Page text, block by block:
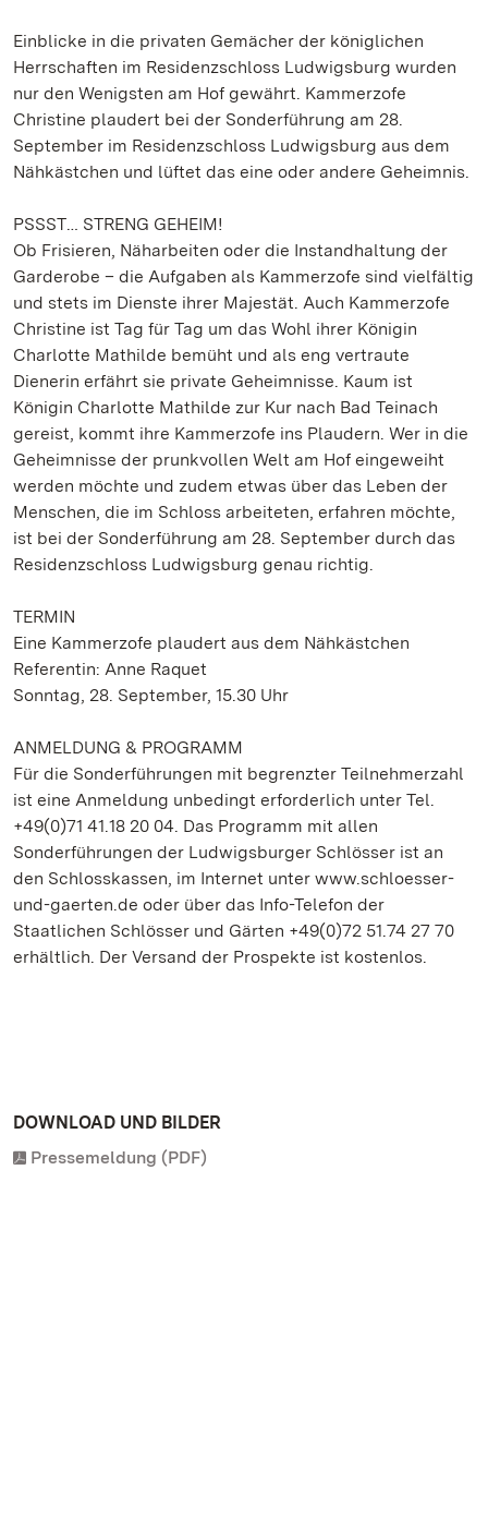
Einblicke in die privaten Gemächer der königlichen
Herrschaften im Residenzschloss Ludwigsburg wurden
nur den Wenigsten am Hof gewährt. Kammerzofe
Christine plaudert bei der Sonderführung am 28.
September im Residenzschloss Ludwigsburg aus dem
Nähkästchen und lüftet das eine oder andere Geheimnis.
PSSST… STRENG GEHEIM!
Ob Frisieren, Näharbeiten oder die Instandhaltung der
Garderobe – die Aufgaben als Kammerzofe sind vielfältig
und stets im Dienste ihrer Majestät. Auch Kammerzofe
Christine ist Tag für Tag um das Wohl ihrer Königin
Charlotte Mathilde bemüht und als eng vertraute
Dienerin erfährt sie private Geheimnisse. Kaum ist
Königin Charlotte Mathilde zur Kur nach Bad Teinach
gereist, kommt ihre Kammerzofe ins Plaudern. Wer in die
Geheimnisse der prunkvollen Welt am Hof eingeweiht
werden möchte und zudem etwas über das Leben der
Menschen, die im Schloss arbeiteten, erfahren möchte,
ist bei der Sonderführung am 28. September durch das
Residenzschloss Ludwigsburg genau richtig.
TERMIN
Eine Kammerzofe plaudert aus dem Nähkästchen
Referentin: Anne Raquet
Sonntag, 28. September, 15.30 Uhr
ANMELDUNG & PROGRAMM
Für die Sonderführungen mit begrenzter Teilnehmerzahl
ist eine Anmeldung unbedingt erforderlich unter Tel.
+49(0)71 41.18 20 04. Das Programm mit allen
Sonderführungen der Ludwigsburger Schlösser ist an
den Schlosskassen, im Internet unter www.schloesser-
und-gaerten.de oder über das Info-Telefon der
Staatlichen Schlösser und Gärten +49(0)72 51.74 27 70
erhältlich. Der Versand der Prospekte ist kostenlos.
DOWNLOAD UND BILDER
Pressemeldung (PDF)